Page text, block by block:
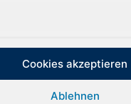
Cookies akzeptieren
Ablehnen